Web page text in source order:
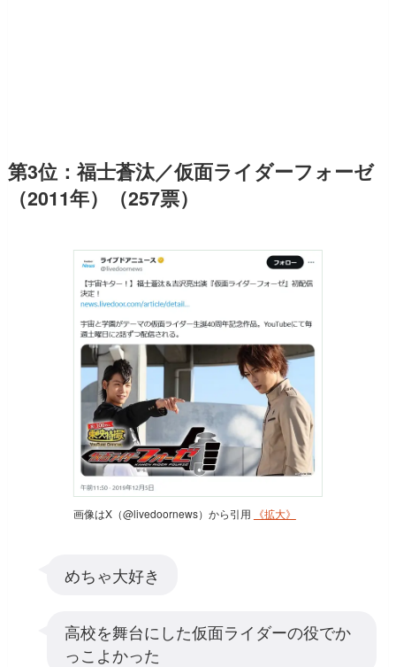
第3位：福士蒼汰／仮面ライダーフォーゼ
（2011年）（257票）
画像はX（@livedoornews）から引用 《拡大》
めちゃ大好き
高校を舞台にした仮面ライダーの役でか
っこよかった